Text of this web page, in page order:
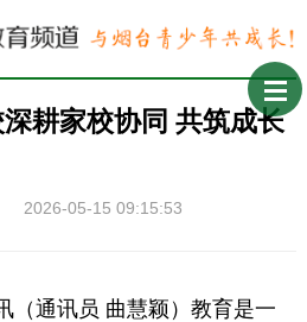
耕家校协同 共筑成长
05-15 09:15:53
通讯员 曲慧颖）教育是一